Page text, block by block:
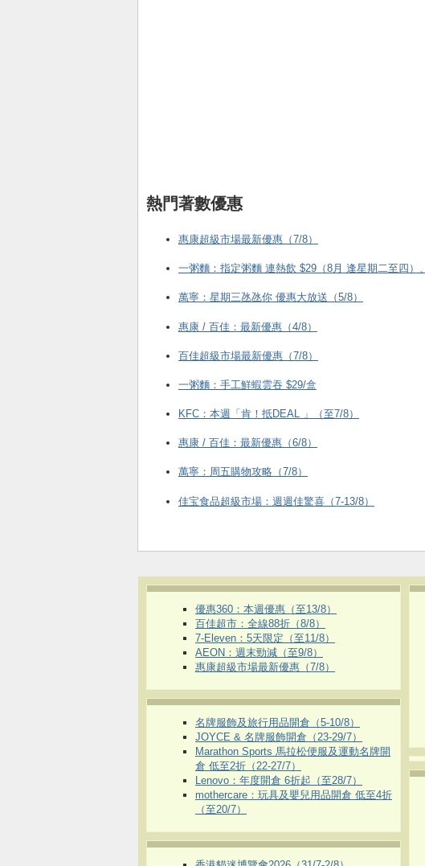
熱門著數優惠
惠康超級市場最新優惠（7/8）
一粥麵：指定粥麵 連熱飲 $29（8月 逢星期二至四）、
萬寧：星期三氹氹你 優惠大放送（5/8）
惠康 / 百佳：最新優惠（4/8）
百佳超級市場最新優惠（7/8）
一粥麵：手工鮮蝦雲吞 $29/盒
KFC ：本週「肯！抵DEAL 」（至7/8）
惠康 / 百佳：最新優惠（6/8）
萬寧：周五購物攻略（7/8）
佳宝食品超級市場：週週佳驚喜（7-13/8）
優惠360：本週優惠（至13/8）
百佳超市：全線88折（8/8）
7-Eleven：5天限定（至11/8）
AEON：週末勁減（至9/8）
惠康超級市場最新優惠（7/8）
名牌服飾及旅行用品開倉（5-10/8）
JOYCE & 名牌服飾開倉（23-29/7）
Marathon Sports 馬拉松便服及運動名牌開
倉 低至2折（22-27/7）
Lenovo：年度開倉 6折起（至28/7）
mothercare：玩具及嬰兒用品開倉 低至4折
（至20/7）